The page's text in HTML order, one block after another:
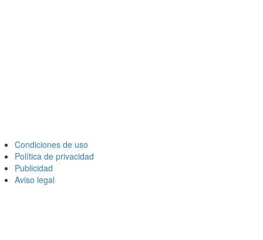
Condiciones de uso
Política de privacidad
Publicidad
Aviso legal